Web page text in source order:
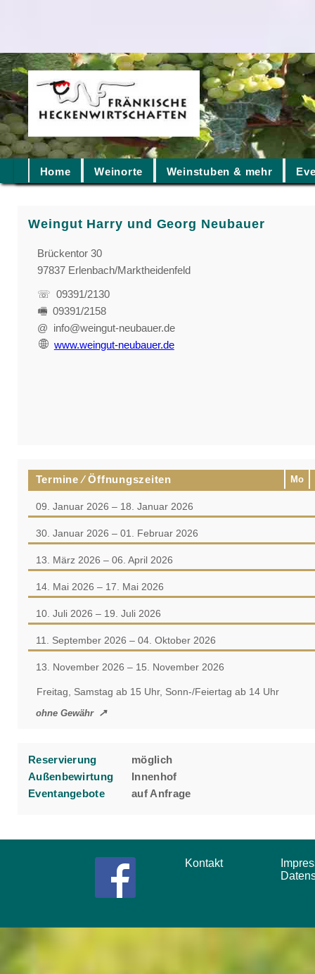
Home Weinorte Weinstuben & mehr
Weingut Harry und Georg Neubauer
Brückentor 30
97837 Erlenbach/Marktheidenfeld
☏ 09391/2130
🖷 09391/2158
@ info@weingut-neubauer.de
www.weingut-neubauer.de
Termine ⁄ Öffnungszeiten Mo
09. Januar 2026 – 18. Januar 2026
30. Januar 2026 – 01. Februar 2026
13. März 2026 – 06. April 2026
14. Mai 2026 – 17. Mai 2026
10. Juli 2026 – 19. Juli 2026
11. September 2026 – 04. Oktober 2026
13. November 2026 – 15. November 2026
Freitag, Samstag ab 15 Uhr, Sonn-/Feiertag ab 14 Uhr
ohne Gewähr
Reservierung
möglich
Außenbewirtung
Innenhof
Eventangebote
auf Anfrage
Kontakt